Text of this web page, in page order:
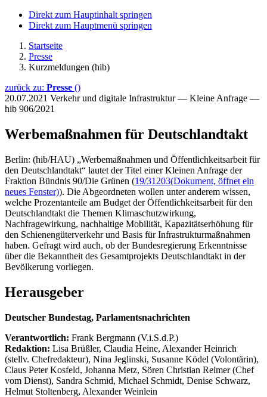
Direkt zum Hauptinhalt springen
Direkt zum Hauptmenü springen
Startseite
Presse
Kurzmeldungen (hib)
zurück zu: Presse ()
20.07.2021 Verkehr und digitale Infrastruktur — Kleine Anfrage —
hib 906/2021
Werbemaßnahmen für Deutschlandtakt
Berlin: (hib/HAU) „Werbemaßnahmen und Öffentlichkeitsarbeit für
den Deutschlandtakt“ lautet der Titel einer Kleinen Anfrage der
Fraktion Bündnis 90/Die Grünen (19/31203(Dokument, öffnet ein
neues Fenster)). Die Abgeordneten wollen unter anderem wissen,
welche Prozentanteile am Budget der Öffentlichkeitsarbeit für den
Deutschlandtakt die Themen Klimaschutzwirkung,
Nachfragewirkung, nachhaltige Mobilität, Kapazitätserhöhung für
den Schienengüterverkehr und Basis für Infrastrukturmaßnahmen
haben. Gefragt wird auch, ob der Bundesregierung Erkenntnisse
über die Bekanntheit des Gesamtprojekts Deutschlandtakt in der
Bevölkerung vorliegen.
Herausgeber
Deutscher Bundestag, Parlamentsnachrichten
Verantwortlich: Frank Bergmann (V.i.S.d.P.)
Redaktion: Lisa Brüßler, Claudia Heine, Alexander Heinrich
(stellv. Chefredakteur), Nina Jeglinski, Susanne Ködel (Volontärin),
Claus Peter Kosfeld, Johanna Metz, Sören Christian Reimer (Chef
vom Dienst), Sandra Schmid, Michael Schmidt, Denise Schwarz,
Helmut Stoltenberg, Alexander Weinlein